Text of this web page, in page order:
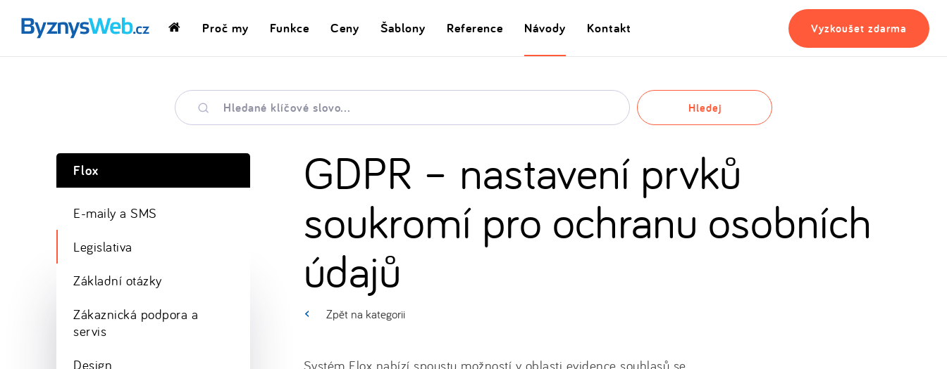
DomovskáProč my Funkce Ceny Šablony Reference Návody Kontakt Vyzkoušet zdarma
Hledané
klíčové
slovo
Hledej
Zpět na kategorii
GDPR – nastavení prvků
soukromí pro ochranu osobních
údajů
Systém Flox nabízí spoustu možností v oblasti evidence souhlasů se
Flox
E-maily a SMS
Legislativa
Základní otázky
Zákaznická podpora a
servis
Design